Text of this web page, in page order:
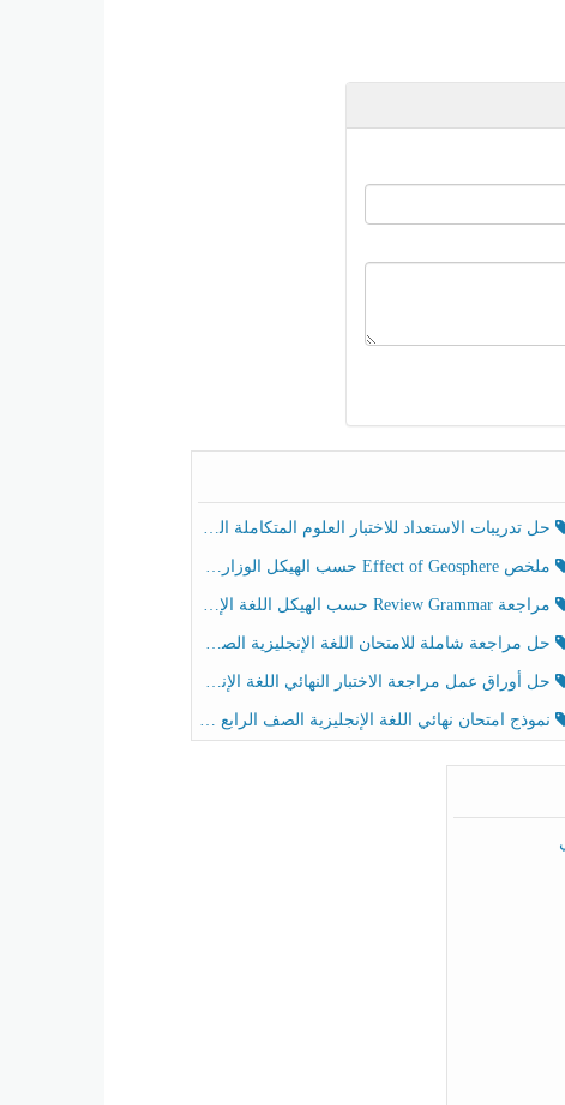
حل تدريبات الاستعداد للاختبار العلوم المتكاملة الصف الخامس عام الفصل الثالث
ملخص Effect of Geosphere حسب الهيكل الوزاري العلوم المتكاملة الصف الخامس انسبير الفصل الثالث
مراجعة Review Grammar حسب الهيكل اللغة الإنجليزية الصف الخامس الفصل الثالث
حل مراجعة شاملة للامتحان اللغة الإنجليزية الصف الخامس الفصل الثالث
حل أوراق عمل مراجعة الاختبار النهائي اللغة الإنجليزية الصف الرابع الفصل الثالث
نموذج امتحان نهائي اللغة الإنجليزية الصف الرابع الفصل الثالث